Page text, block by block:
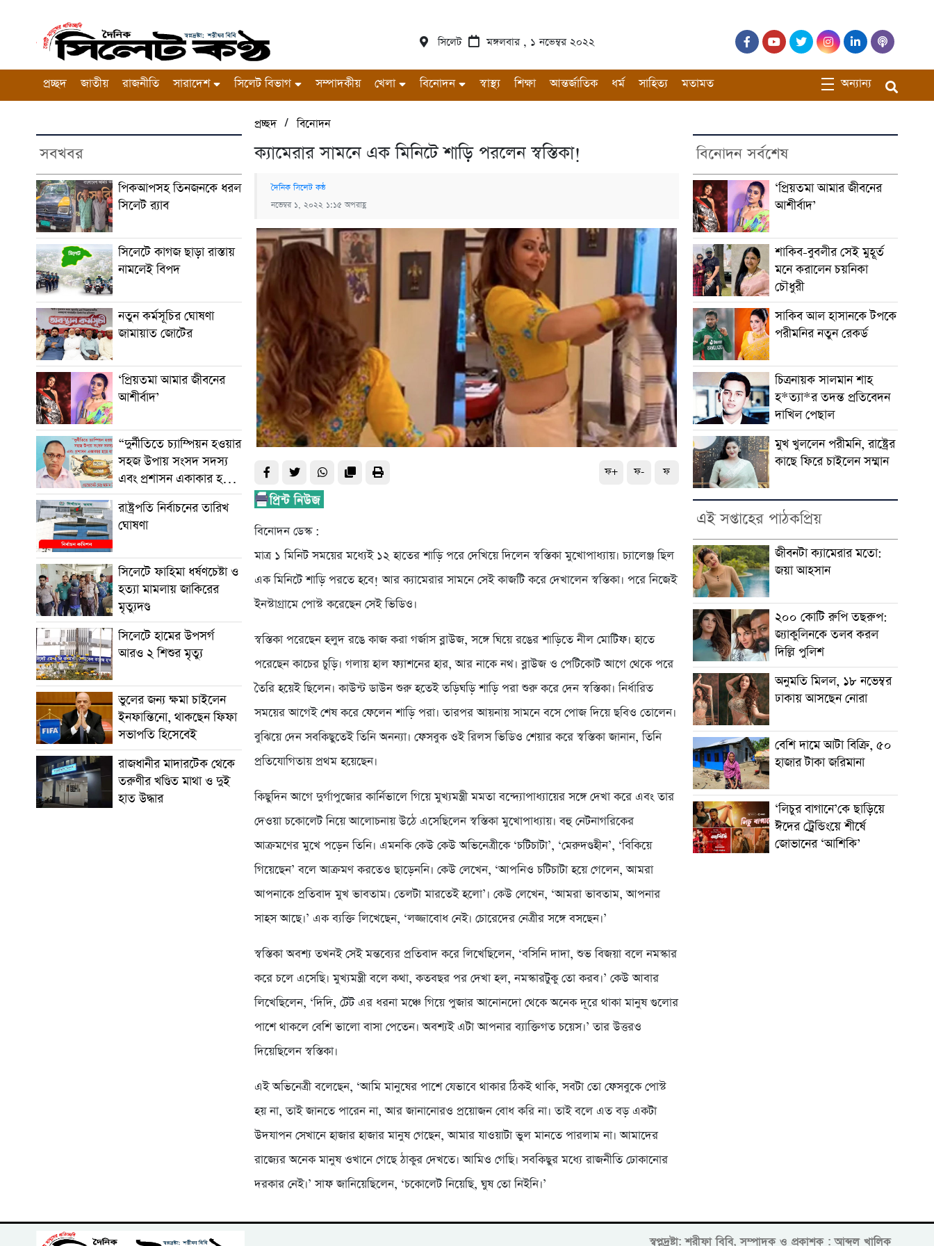
সিলেট মঙ্গলবার , ১ নভেম্বর ২০২২
প্রচ্ছদ জাতীয় রাজনীতি সারাদেশ সিলেট বিভাগ সম্পাদকীয় খেলা বিনোদন স্বাস্থ্য শিক্ষা আন্তর্জাতিক ধর্ম সাহিত্য মতামত অন্যান্য
সবখবর
পিকআপসহ তিনজনকে ধরল
সিলেট র‌্যাব
সিলেটে কাগজ ছাড়া রাস্তায়
নামলেই বিপদ
নতুন কর্মসূচির ঘোষণা
জামায়াত জোটের
‘প্রিয়তমা আমার জীবনের
আশীর্বাদ’
“দুর্নীতিতে চ্যাম্পিয়ন হওয়ার
সহজ উপায় সংসদ সদস্য
এবং প্রশাসন একাকার হয়ে
যাওয়া”
রাষ্ট্রপতি নির্বাচনের তারিখ
ঘোষণা
সিলেটে ফাহিমা ধর্ষণচেষ্টা ও
হত্যা মামলায় জাকিরের
মৃত্যুদণ্ড
সিলেটে হামের উপসর্গ
আরও ২ শিশুর মৃত্যু
ভুলের জন্য ক্ষমা চাইলেন
ইনফান্তিনো, থাকছেন ফিফা
সভাপতি হিসেবেই
রাজধানীর মাদারটেক থেকে
তরুণীর খণ্ডিত মাথা ও দুই
হাত উদ্ধার
প্রচ্ছদ/বিনোদন
ক্যামেরার সামনে এক মিনিটে শাড়ি পরলেন স্বস্তিকা!
দৈনিক সিলেট কন্ঠ
নভেম্বর ১, ২০২২ ১:১৫ অপরাহ্ণ
ফ+ ফ- ফ
বিনোদন ডেস্ক :
মাত্র ১ মিনিট সময়ের মধ্যেই ১২ হাতের শাড়ি পরে দেখিয়ে দিলেন স্বস্তিকা মুখোপাধ্যায়। চ্যালেঞ্জ ছিল
এক মিনিটে শাড়ি পরতে হবে! আর ক্যামেরার সামনে সেই কাজটি করে দেখালেন স্বস্তিকা। পরে নিজেই
ইনস্টাগ্রামে পোস্ট করেছেন সেই ভিডিও।
স্বস্তিকা পরেছেন হলুদ রঙে কাজ করা গর্জাস ব্লাউজ, সঙ্গে ঘিয়ে রঙের শাড়িতে নীল মোটিফ। হাতে
পরেছেন কাচের চুড়ি। গলায় হাল ফ্যাশনের হার, আর নাকে নথ। ব্লাউজ ও পেটিকোট আগে থেকে পরে
তৈরি হয়েই ছিলেন। কাউন্ট ডাউন শুরু হতেই তড়িঘড়ি শাড়ি পরা শুরু করে দেন স্বস্তিকা। নির্ধারিত
সময়ের আগেই শেষ করে ফেলেন শাড়ি পরা। তারপর আয়নায় সামনে বসে পোজ দিয়ে ছবিও তোলেন।
বুঝিয়ে দেন সবকিছুতেই তিনি অনন্যা। ফেসবুক ওই রিলস ভিডিও শেয়ার করে স্বস্তিকা জানান, তিনি
প্রতিযোগিতায় প্রথম হয়েছেন।
কিছুদিন আগে দুর্গাপুজোর কার্নিভালে গিয়ে মুখ্যমন্ত্রী মমতা বন্দ্যোপাধ্যায়ের সঙ্গে দেখা করে এবং তার
দেওয়া চকোলেট নিয়ে আলোচনায় উঠে এসেছিলেন স্বস্তিকা মুখোপাধ্যায়। বহু নেটনাগরিকের
আক্রমণের মুখে পড়েন তিনি। এমনকি কেউ কেউ অভিনেত্রীকে ‘চটিচাটা’, ‘মেরুদণ্ডহীন’, ‘বিকিয়ে
গিয়েছেন’ বলে আক্রমণ করতেও ছাড়েননি। কেউ লেখেন, ‘আপনিও চটিচাটা হয়ে গেলেন, আমরা
আপনাকে প্রতিবাদ মুখ ভাবতাম। তেলটা মারতেই হলো’। কেউ লেখেন, ‘আমরা ভাবতাম, আপনার
সাহস আছে।’ এক ব্যক্তি লিখেছেন, ‘লজ্জাবোধ নেই। চোরেদের নেত্রীর সঙ্গে বসছেন।’
স্বস্তিকা অবশ্য তখনই সেই মন্তব্যের প্রতিবাদ করে লিখেছিলেন, ‘বসিনি দাদা, শুভ বিজয়া বলে নমস্কার
করে চলে এসেছি। মুখ্যমন্ত্রী বলে কথা, কতবছর পর দেখা হল, নমস্কারটুকু তো করব।’ কেউ আবার
লিখেছিলেন, ‘দিদি, টেট এর ধরনা মঞ্চে গিয়ে পুজার আনোনদো থেকে অনেক দূরে থাকা মানুষ গুলোর
পাশে থাকলে বেশি ভালো বাসা পেতেন। অবশ্যই এটা আপনার ব্যাক্তিগত চয়েস।’ তার উত্তরও
দিয়েছিলেন স্বস্তিকা।
এই অভিনেত্রী বলেছেন, ‘আমি মানুষের পাশে যেভাবে থাকার ঠিকই থাকি, সবটা তো ফেসবুকে পোস্ট
হয় না, তাই জানতে পারেন না, আর জানানোরও প্রয়োজন বোধ করি না। তাই বলে এত বড় একটা
উদযাপন সেখানে হাজার হাজার মানুষ গেছেন, আমার যাওয়াটা ভুল মানতে পারলাম না। আমাদের
রাজ্যের অনেক মানুষ ওখানে গেছে ঠাকুর দেখতে। আমিও গেছি। সবকিছুর মধ্যে রাজনীতি ঢোকানোর
দরকার নেই।’ সাফ জানিয়েছিলেন, ‘চকোলেট নিয়েছি, ঘুষ তো নিইনি।’
বিনোদন সর্বশেষ
‘প্রিয়তমা আমার জীবনের
আশীর্বাদ’
শাকিব-বুবলীর সেই মুহূর্ত
মনে করালেন চয়নিকা
চৌধুরী
সাকিব আল হাসানকে টপকে
পরীমনির নতুন রেকর্ড
চিত্রনায়ক সালমান শাহ
হ*ত্যা*র তদন্ত প্রতিবেদন
দাখিল পেছাল
মুখ খুললেন পরীমনি, রাষ্ট্রের
কাছে ফিরে চাইলেন সম্মান
এই সপ্তাহের পাঠকপ্রিয়
জীবনটা ক্যামেরার মতো:
জয়া আহসান
২০০ কোটি রুপি তছরুপ:
জ্যাকুলিনকে তলব করল
দিল্লি পুলিশ
অনুমতি মিলল, ১৮ নভেম্বর
ঢাকায় আসছেন নোরা
বেশি দামে আটা বিক্রি, ৫০
হাজার টাকা জরিমানা
‘লিচুর বাগানে’কে ছাড়িয়ে
ঈদের ট্রেন্ডিংয়ে শীর্ষে
জোভানের ‘আশিকি’
স্বপ্নদ্রষ্টা: শরীফা বিবি, সম্পাদক ও প্রকাশক : আব্দুল খালিক